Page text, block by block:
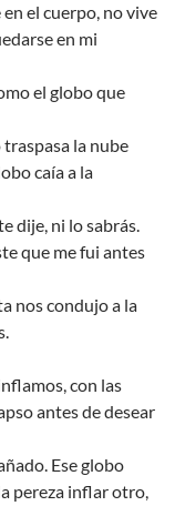
el cuerpo, no vive
en mi
el globo que
la nube
caía a la
dije, ni lo sabrás.
que me fui antes
nos condujo a la
con las
antes de desear
Ese globo
pereza inflar otro,